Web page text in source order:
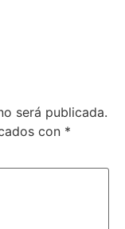
será publicada.
con *